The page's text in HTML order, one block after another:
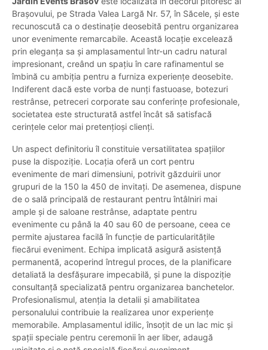
Brașovului, pe Strada Valea Largă Nr. 57, în Săcele, și este
recunoscută ca o destinație deosebită pentru organizarea
unor evenimente remarcabile. Această locație excelează
prin eleganța sa și amplasamentul într-un cadru natural
impresionant, creând un spațiu în care rafinamentul se
îmbină cu ambiția pentru a furniza experiențe deosebite.
Indiferent dacă este vorba de nunți fastuoase, botezuri
restrânse, petreceri corporate sau conferințe profesionale,
societatea este structurată astfel încât să satisfacă
cerințele celor mai pretențioși clienți.
Un aspect definitoriu îl constituie versatilitatea spațiilor
puse la dispoziție. Locația oferă un cort pentru
evenimente de mari dimensiuni, potrivit găzduirii unor
grupuri de la 150 la 450 de invitați. De asemenea, dispune
de o sală principală de restaurant pentru întâlniri mai
ample și de saloane restrânse, adaptate pentru
evenimente cu până la 40 sau 60 de persoane, ceea ce
permite ajustarea facilă în funcție de particularitățile
fiecărui eveniment. Echipa implicată asigură asistență
permanentă, acoperind întregul proces, de la planificare
detaliată la desfășurare impecabilă, și pune la dispoziție
consultanță specializată pentru organizarea banchetelor.
Profesionalismul, atenția la detalii și amabilitatea
personalului contribuie la realizarea unor experiențe
memorabile. Amplasamentul idilic, însoțit de un lac mic și
spații speciale pentru ceremonii în aer liber, adaugă